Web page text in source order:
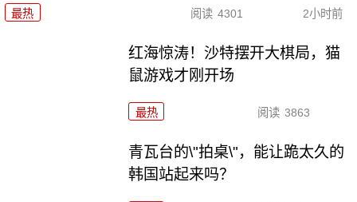
最热 阅读 4301 2小时前
红海惊涛！沙特摆开大棋局，猫
鼠游戏才刚开场
最热 阅读 3863
青瓦台的\"拍桌\"，能让跪太久的
韩国站起来吗？